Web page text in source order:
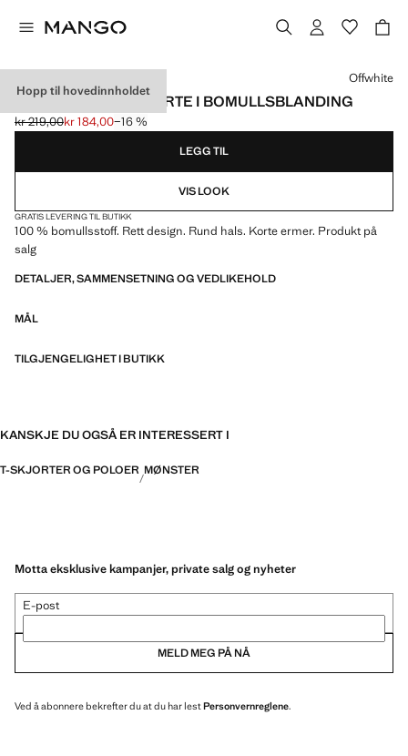
Hopp til hovedinnholdet
MØNSTRETE T-SKJORTE I BOMULLSBLANDING
Første pris strøket [kr 219,00 ]
kr 219,00
Gjeldende pris [kr 184,00 ]
kr 184,00−16 %
Velg en farge
Offwhite
LEGG TIL
VIS LOOK
GRATIS LEVERING TIL BUTIKK
100 % bomullsstoff. Rett design. Rund hals. Korte ermer. Produkt på
salg
DETALJER, SAMMENSETNING OG VEDLIKEHOLD
MÅL
TILGJENGELIGHET I BUTIKK
KANSKJE DU OGSÅ ER INTERESSERT I
T-SKJORTER OG POLOER MØNSTER
Motta eksklusive kampanjer, private salg og nyheter
E-post
MELD MEG PÅ NÅ
Ved å abonnere bekrefter du at du har lestPersonvernreglene.